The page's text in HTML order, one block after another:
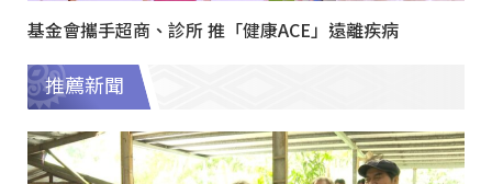
基金會攜手超商、診所 推「健康ACE」遠離疾病
推薦新聞